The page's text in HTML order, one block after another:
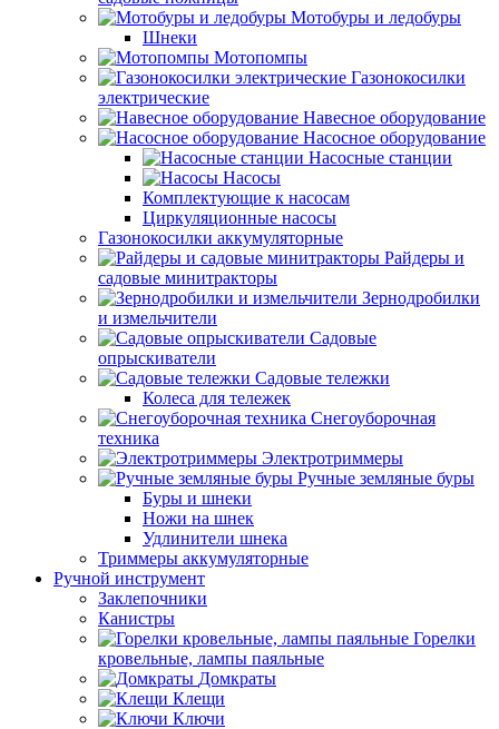
Мотобуры и ледобуры
Шнеки
Мотопомпы
Газонокосилки
электрические
Навесное оборудование
Насосное оборудование
Насосные станции
Насосы
Комплектующие к насосам
Циркуляционные насосы
Газонокосилки аккумуляторные
Райдеры и
садовые минитракторы
Зернодробилки
и измельчители
Садовые
опрыскиватели
Садовые тележки
Колеса для тележек
Снегоуборочная
техника
Электротриммеры
Ручные земляные буры
Буры и шнеки
Ножи на шнек
Удлинители шнека
Триммеры аккумуляторные
Ручной инструмент
Заклепочники
Канистры
Горелки
кровельные, лампы паяльные
Домкраты
Клещи
Ключи